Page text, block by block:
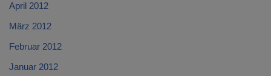
April 2012
März 2012
Februar 2012
Januar 2012